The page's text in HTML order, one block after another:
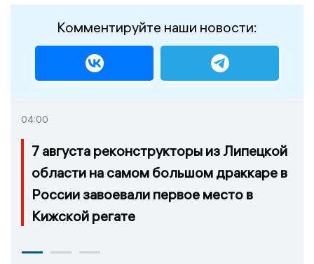
Комментируйте наши новости:
04:00
7 августа реконструкторы из Липецкой
области на самом большом драккаре в
России завоевали первое место в
Кижской регате